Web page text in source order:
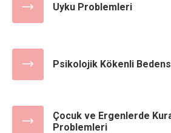
Uyku Problemleri
Psikolojik Kökenli
Çocuk ve Ergenlerde
Problemleri